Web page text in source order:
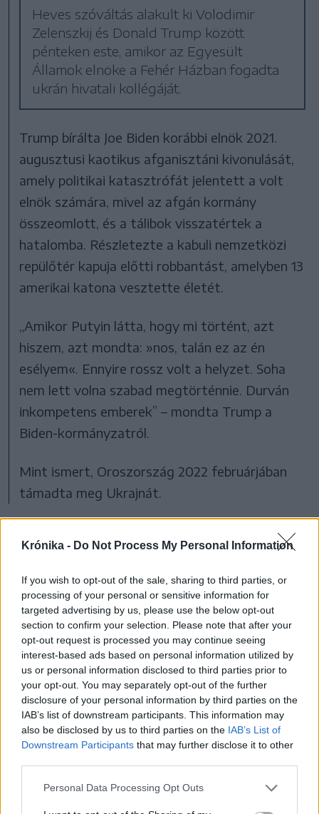
Krónika - Do Not Process My Personal Information
If you wish to opt-out of the sale, sharing to third parties, or
processing of your personal or sensitive information for
targeted advertising by us, please use the below opt-out
section to confirm your selection. Please note that after your
opt-out request is processed you may continue seeing
interest-based ads based on personal information utilized by
us or personal information disclosed to third parties prior to
your opt-out. You may separately opt-out of the further
disclosure of your personal information by third parties on the
IAB’s list of downstream participants. This information may
also be disclosed by us to third parties on the IAB’s List of
Downstream Participants that may further disclose it to other
Personal Data Processing Opt Outs
Heves szóváltás alakult ki Volodimir
Zelenszkij és Donald Trump között
pénteken este, amikor az Egyesült
Államok elnöke a Fehér Házban fogadta
ukrán hivatali kollégáját.
Trump bírálta Joe Biden korábbi elnök 2021.
augusztusi kaotikus afganisztáni kivonulását,
amely politikai katasztrófát jelentett a volt
elnök számára, mivel az afgán kormány
összeomlott, és a tálibok visszatértek a
hatalomba. Részletezte a kabuli nemzetközi
repülőtér kapuja előtti robbantást, amelyben 13
amerikai katona vesztette életét.
„Amikor Putyin látta, hogy mi történt, azt
hiszem, azt mondta: »nos, talán ez az én
esélyem«. Ennyire rossz volt a helyzet. Soha
nem lett volna szabad megtörténnie. Durván
inkompetens emberek” – mondta Trump a
Biden-kormányzatról.
Mint ismert, Oroszország 2022 februárjában
támadta meg Ukrajnát.
Grönland és Panama is terítéken
korábbi elképzeléseire is a Panama-csatorna és
Grönland megszerzéséről.
A Panama-csatorna kapcsán közölte: az
Egyesült Államok megkezdte annak
visszaszerzését. A Black Rock amerikai
alapkezelő-óriás kedden jelentette be, hogy
megállapodott két, a csatorna két végében
található kikötő megvásárlásával egy hongkongi
székhelyű cégtől.
lépése óta többször is kijelentette, hogy